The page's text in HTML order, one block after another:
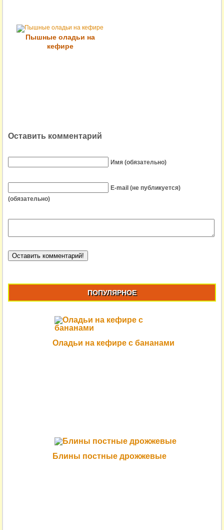
Пышные оладьи на
кефире
Оставить комментарий
Имя (обязательно)
E-mail (не публикуется)
(обязательно)
ПОПУЛЯРНОЕ
Оладьи на кефире с бананами
Блины постные дрожжевые